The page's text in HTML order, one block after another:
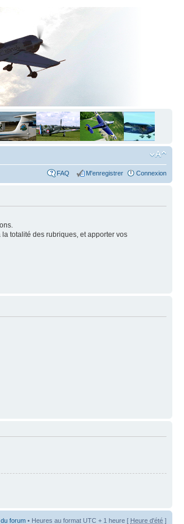
FAQ M'enregistrer Connexion
totalité des rubriques, et apporter vos
forum • Heures au format UTC + 1 heure [ Heure d'été ]